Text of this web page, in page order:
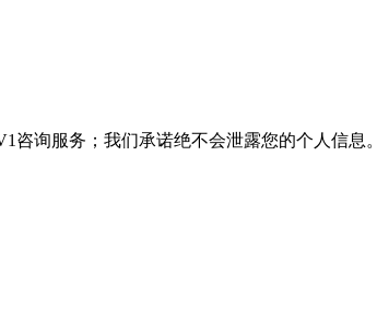
咨询服务；我们承诺绝不会泄露您的个人信息。